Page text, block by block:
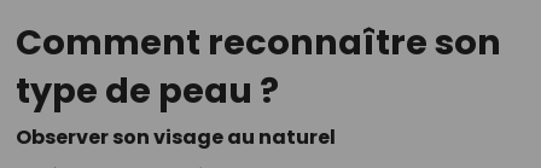
Comment reconnaître son
type de peau ?
Observer son visage au naturel